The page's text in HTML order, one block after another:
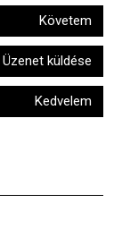
Követem
Üzenet küldése
Kedvelem